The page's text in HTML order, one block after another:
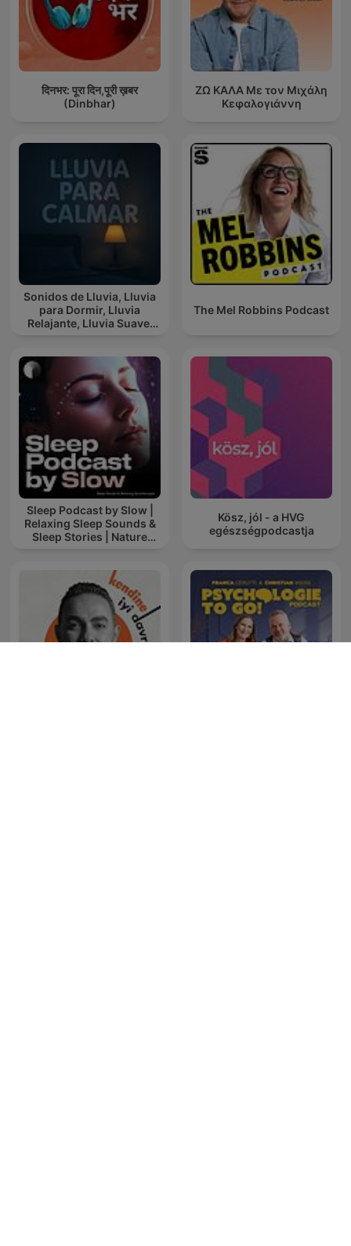
दिनभर: पूरा दिन,पूरी ख़बर
(Dinbhar)
ΖΩ ΚΑΛΑ Με τον Μιχάλη
Κεφαλογιάννη
Sonidos de Lluvia, Lluvia
para Dormir, Lluvia
Relajante, Lluvia Suave,
The Mel Robbins Podcast
Sleep Podcast by Slow |
Relaxing Sleep Sounds &
Sleep Stories | Nature
Kösz, jól - a HVG
egészségpodcastja